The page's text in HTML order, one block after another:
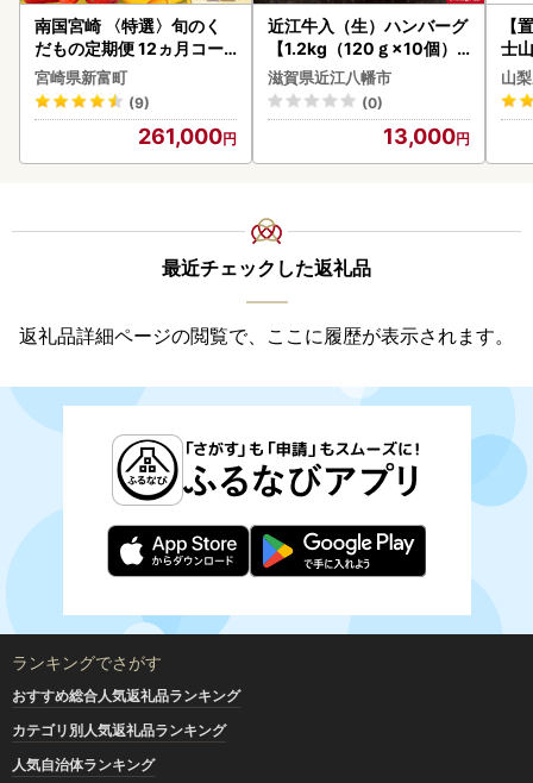
南国宮崎 〈特選〉旬のく
だもの定期便 12ヵ月コー
ス【F84-25】
宮崎県新富町
(9)
261,000
近江牛入（生）ハンバーグ
【1.2kg（120ｇ×10個）
】【AG09W】
滋賀県近江八幡市
(0)
13,000
【
士
180
山
最近チェックした返礼品
返礼品詳細ページの閲覧で、ここに履歴が表示されます。
ランキングでさがす
おすすめ総合人気返礼品ランキング
カテゴリ別人気返礼品ランキング
人気自治体ランキング